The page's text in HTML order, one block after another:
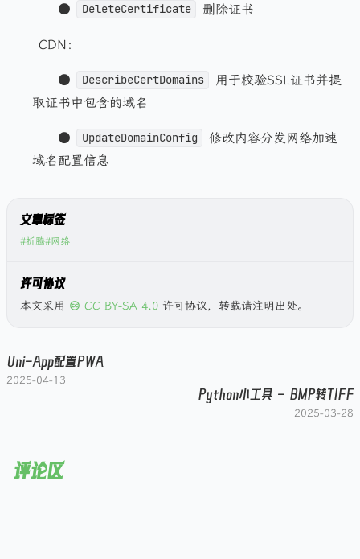
● DeleteCertificate 删除证书
CDN：
● DescribeCertDomains
用于校验SSL证书并提
取证书中包含的域名
● UpdateDomainConfig
修改内容分发网络加速
域名配置信息
文章标签
#折腾#网络
许可协议
本文采用 CC BY-SA 4.0 许可协议，转载请注明出处。
Uni-App配置PWA
2025-04-13
Python小工具 - BMP转TIFF
2025-03-28
评论区